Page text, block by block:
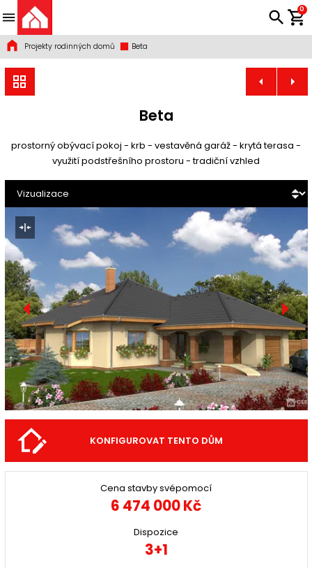
0
Projekty rodinných domů Beta
Beta
prostorný obývací pokoj - krb - vestavěná garáž - krytá terasa -
využití podstřešního prostoru - tradiční vzhled
KONFIGUROVAT TENTO DŮM
Cena stavby svépomocí
6 474 000 Kč
Dispozice
3+1